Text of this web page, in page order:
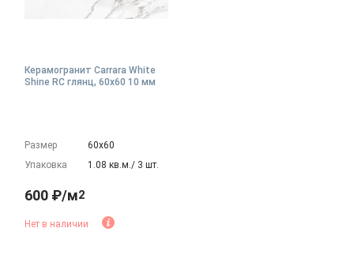
Керамогранит Carrara White
Shine RC глянц, 60x60 10 мм
Размер
60х60
Упаковка
1.08 кв.м./ 3 шт.
600 ₽/м2
Нет в наличии